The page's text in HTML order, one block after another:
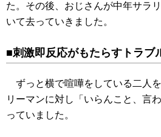
た。その後、おじさんが中年サラ
いて去っていきました。
■刺激即反応がもたらすトラブ
ずっと横で喧嘩をしている二人
リーマンに対し「いらんこと、言
っていました。